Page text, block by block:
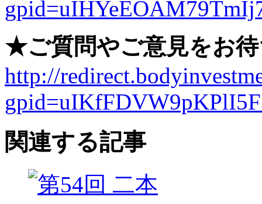
★ご質問やご意見をお
http://
関連する記事